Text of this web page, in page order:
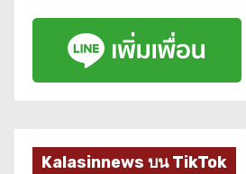
Kalasinnews บน TikTok